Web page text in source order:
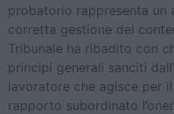
probatorio rappresenta un
corretta gestione del
Tribunale ha ribadito con
principi generali sanciti
lavoratore che agisce per
rapporto subordinato